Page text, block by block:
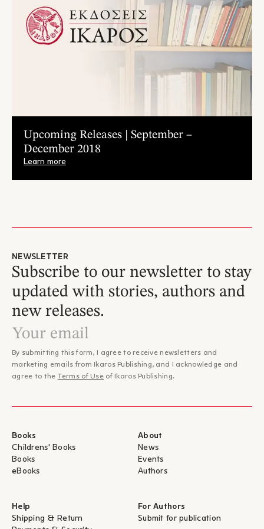
Upcoming Releases | September –
December 2018
Learn more
NEWSLETTER
Subscribe to our newsletter to stay
updated with stories, authors and
new releases.
By submitting this form, I agree to receive newsletters and
marketing emails from Ikaros Publishing, and I acknowledge and
agree to the Terms of Use of Ikaros Publishing.
Books
Childrens' Books
Books
eBooks
About
News
Events
Authors
Help
Shipping & Return
For Authors
Submit for publication